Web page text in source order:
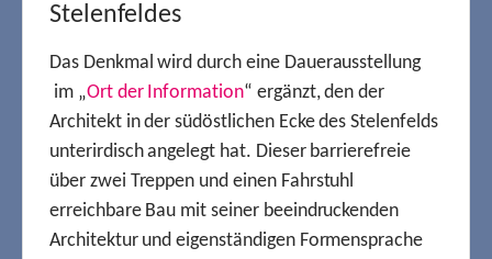
Stelenfeldes
Das Denkmal wird durch eine Dauerausstellung
im „Ort der Information“ ergänzt, den der
Architekt in der südöstlichen Ecke des Stelenfelds
unterirdisch angelegt hat. Dieser barrierefreie
über zwei Treppen und einen Fahrstuhl
erreichbare Bau mit seiner beeindruckenden
Architektur und eigenständigen Formensprache